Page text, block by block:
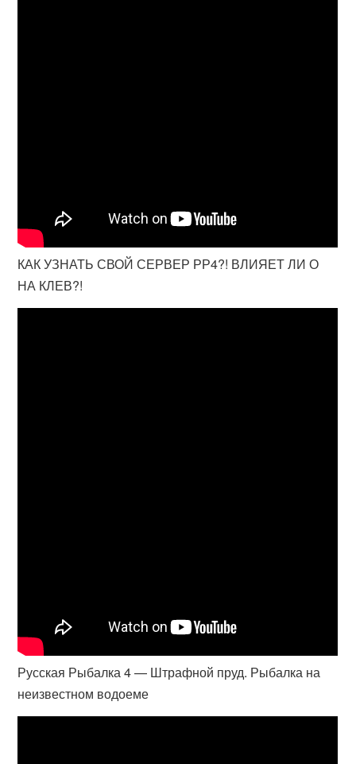
КАК УЗНАТЬ СВОЙ СЕРВЕР РР4?! ВЛИЯЕТ ЛИ О
НА КЛЕВ?!
Русская Рыбалка 4 — Штрафной пруд. Рыбалка на
неизвестном водоеме